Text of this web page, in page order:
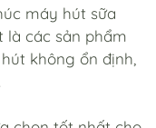
máy hút sữa
là các sản phẩm
không ổn định,